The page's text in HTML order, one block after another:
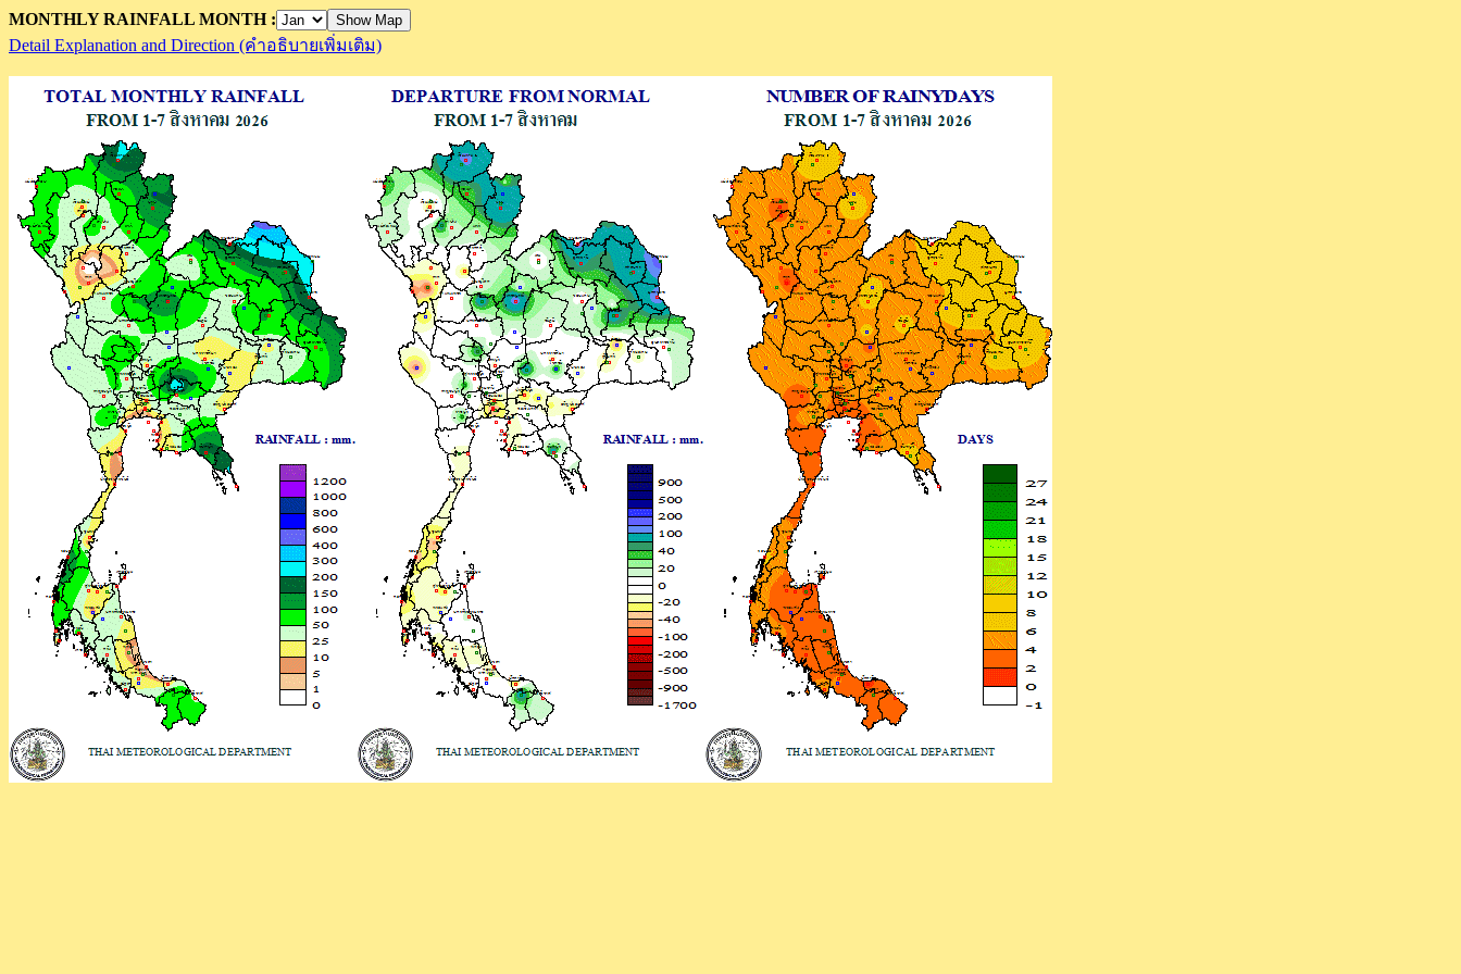
MONTHLY RAINFALL MONTH :
Detail Explanation and Direction (คำอธิบายเพิ่มเติม)